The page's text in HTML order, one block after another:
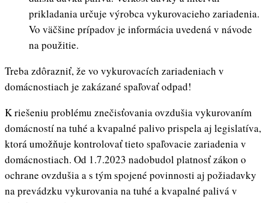
prikladania určuje výrobca vykurovacieho zariadenia.
Vo väčšine prípadov je informácia uvedená v návode
na použitie.
Treba zdôrazniť, že vo vykurovacích zariadeniach v
domácnostiach je zakázané spaľovať odpad!
K riešeniu problému znečisťovania ovzdušia vykurovaním
domácností na tuhé a kvapalné palivo prispela aj legislatíva,
ktorá umožňuje kontrolovať tieto spaľovacie zariadenia v
domácnostiach. Od 1.7.2023 nadobudol platnosť zákon o
ochrane ovzdušia a s tým spojené povinnosti aj požiadavky
na prevádzku vykurovania na tuhé a kvapalné palivá v